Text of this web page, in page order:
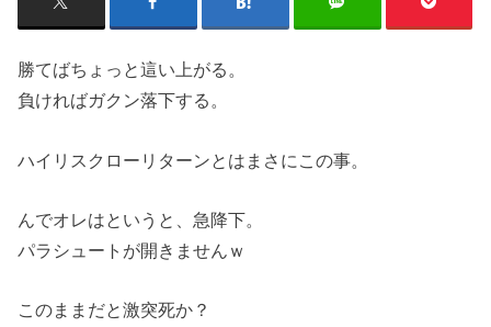
勝てばちょっと這い上がる。
負ければガクン落下する。
ハイリスクローリターンとはまさにこの事。
んでオレはというと、急降下。
パラシュートが開きませんｗ
このままだと激突死か？